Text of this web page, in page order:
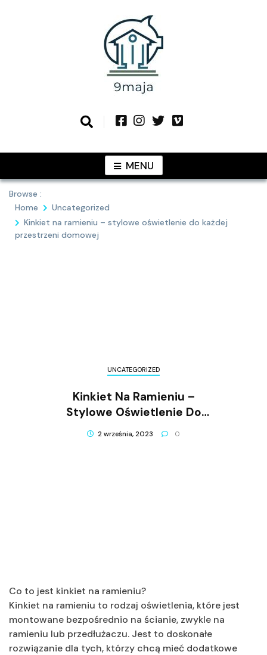
9MAJApomysłami
MENU
Browse :
Home
Uncategorized
Kinkiet na ramieniu – stylowe oświetlenie do każdej
przestrzeni domowej
UNCATEGORIZED
Kinkiet Na Ramieniu –
Stylowe Oświetlenie Do
Każdej Przestrzeni Domowej
2 września, 2023 0
Co to jest kinkiet na ramieniu?
Kinkiet na ramieniu to rodzaj oświetlenia, które jest
montowane bezpośrednio na ścianie, zwykle na
ramieniu lub przedłużaczu. Jest to doskonałe
rozwiązanie dla tych, którzy chcą mieć dodatkowe